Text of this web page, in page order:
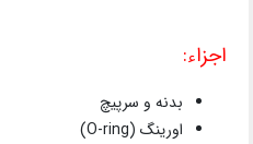
اجزاء:
بدنه و سرپیچ
اورینگ (O-ring)